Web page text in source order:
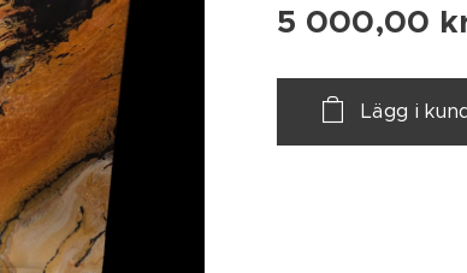
5 000,00
Lägg i